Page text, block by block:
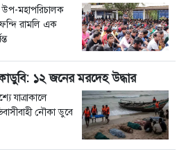
উপ-মহাপরিচালক
রামলি এক
১২ জনের মরদেহ উদ্ধার
যাত্রাকালে
নৌকা ডুবে